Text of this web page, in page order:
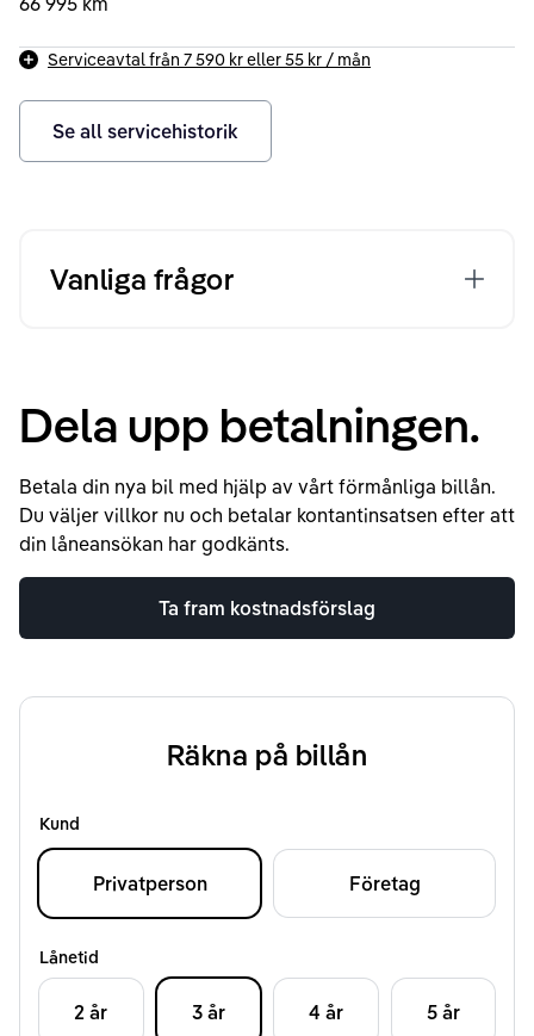
Serviceavtal från 7 590 kreller55 kr / mån
Se all servicehistorik
Vanliga frågor
Dela upp betalningen.
Betala din nya bil med hjälp av vårt förmånliga billån.
Du väljer villkor nu och betalar kontantinsatsen efter att
din låneansökan har godkänts.
Ta fram kostnadsförslag
Räkna på billån
Kund
Privatperson Företag
Lånetid
2 år 3 år 4 år 5 år